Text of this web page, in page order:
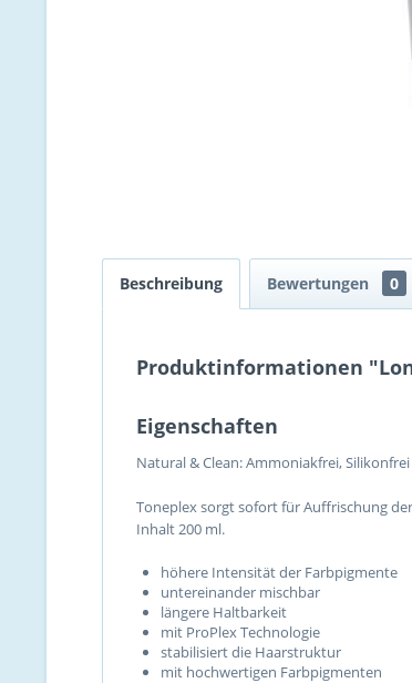
Beschreibung Bewertungen 0
Produktinformationen
Eigenschaften
Natural & Clean:Ammoniakfrei,Silikonfrei
Toneplex sorgt sofort für Auffrischung
Inhalt 200 ml.
höhere Intensität der Farbpigmente
untereinander mischbar
längere Haltbarkeit
mit ProPlex Technologie
stabilisiert die Haarstruktur
mit hochwertigen Farbpigmenten